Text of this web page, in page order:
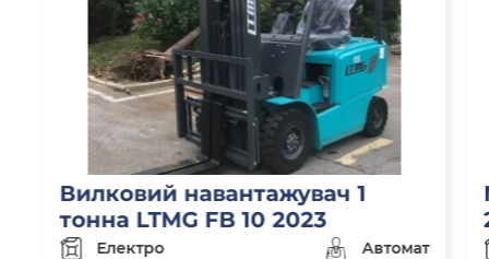
Вилковий навантажувач 1
тонна LTMG FB 10 2023
Електро
Автомат